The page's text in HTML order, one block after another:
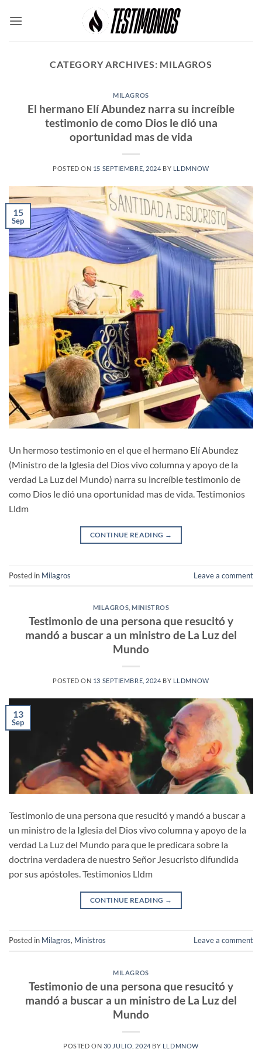
CATEGORY ARCHIVES: MILAGROS
MILAGROS
El hermano Elí Abundez narra su increíble
testimonio de como Dios le dió una
oportunidad mas de vida
POSTED ON 15 SEPTIEMBRE, 2024 BY LLDMNOW
15
Sep
Un hermoso testimonio en el que el hermano Elí Abundez
(Ministro de la Iglesia del Dios vivo columna y apoyo de la
verdad La Luz del Mundo) narra su increíble testimonio de
como Dios le dió una oportunidad mas de vida. Testimonios
Lldm
CONTINUE READING →
Posted in Milagros Leave a comment
MILAGROS ,MINISTROS
Testimonio de una persona que resucitó y
mandó a buscar a un ministro de La Luz del
Mundo
POSTED ON 13 SEPTIEMBRE, 2024 BY LLDMNOW
13
Sep
Testimonio de una persona que resucitó y mandó a buscar a
un ministro de la Iglesia del Dios vivo columna y apoyo de la
verdad La Luz del Mundo para que le predicara sobre la
doctrina verdadera de nuestro Señor Jesucristo difundida
por sus apóstoles. Testimonios Lldm
CONTINUE READING →
Posted in Milagros, Ministros Leave a comment
MILAGROS
Testimonio de una persona que resucitó y
mandó a buscar a un ministro de La Luz del
Mundo
POSTED ON 30 JULIO, 2024 BY LLDMNOW